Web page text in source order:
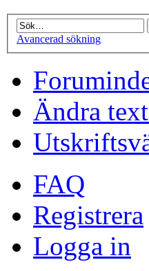
Avancerad sökning
Ändra
FAQ
Registrera
Logga in